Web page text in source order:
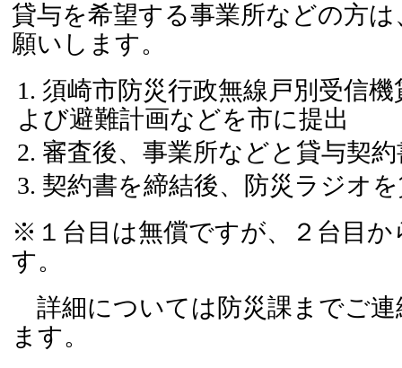
貸与を希望する事業所などの方
願いします。
須崎市防災行政無線戸別受信
よび避難計画などを市に提出
審査後、事業所などと貸与契
契約書を締結後、防災ラジオ
※１台目は無償ですが、２台目か
す。
詳細については防災課までご連
ます。